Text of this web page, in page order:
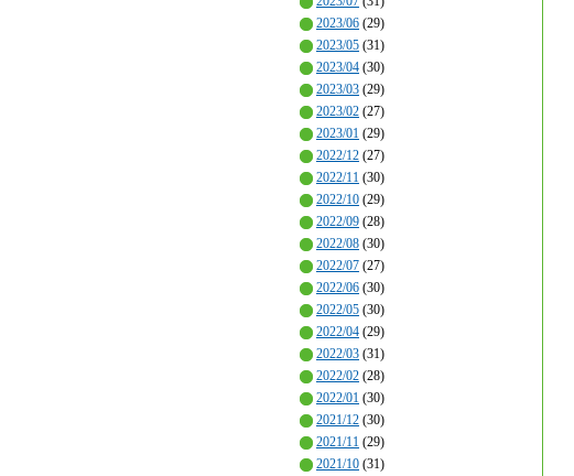
2023/06 (29)
2023/05 (31)
2023/04 (30)
2023/03 (29)
2023/02 (27)
2023/01 (29)
2022/12 (27)
2022/11 (30)
2022/10 (29)
2022/09 (28)
2022/08 (30)
2022/07 (27)
2022/06 (30)
2022/05 (30)
2022/04 (29)
2022/03 (31)
2022/02 (28)
2022/01 (30)
2021/12 (30)
2021/11 (29)
2021/10 (31)